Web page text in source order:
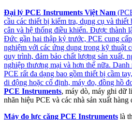
Đại lý PCE Instruments Việt Nam
cầu các thiết bị kiểm tra, dụng cụ và
cân và hệ thống điều khiển. Được thành
Đức gần hai thập kỷ trước, PCE cung
nghiệm với các ứng dụng trong kỹ thuật
quy trình, đảm bảo chất lượng sản xuất,
nghiệp thương mại và hơn thế nữa.
PCE rất đa dạng bao gồm thiết bị cầm
di động hoặc cố định, máy đo, đồng hồ
PCE Instruments, máy dò, máy ghi dữ
nhãn hiệu PCE và các nhà sản xuất hàng
Máy đo lực căng PCE Instruments là